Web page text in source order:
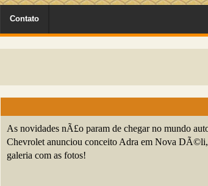
Contato
As novidades nÃ£o param de chegar no mundo
Chevrolet anunciou conceito Adra em Nova DÃ©li,
galeria com as fotos!